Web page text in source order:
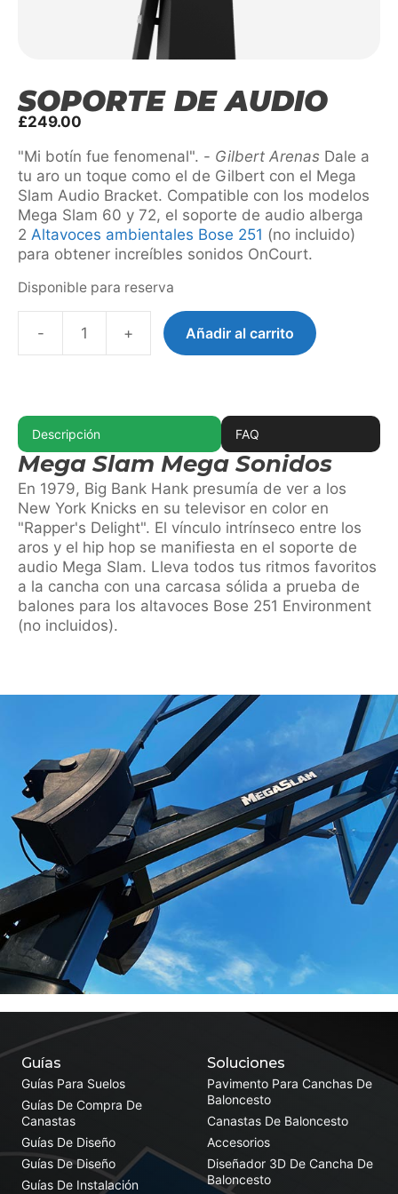
SOPORTE DE AUDIO
£249.00
"Mi botín fue fenomenal". - Gilbert Arenas Dale a
tu aro un toque como el de Gilbert con el Mega
Slam Audio Bracket. Compatible con los modelos
Mega Slam 60 y 72, el soporte de audio alberga
2 Altavoces ambientales Bose 251 (no incluido)
para obtener increíbles sonidos OnCourt.
Disponible para reserva
-
Audio
Bracket
+ Añadir al carrito
Descripción FAQ
Mega Slam Mega Sonidos
En 1979, Big Bank Hank presumía de ver a los
New York Knicks en su televisor en color en
"Rapper's Delight". El vínculo intrínseco entre los
aros y el hip hop se manifiesta en el soporte de
audio Mega Slam. Lleva todos tus ritmos favoritos
a la cancha con una carcasa sólida a prueba de
balones para los altavoces Bose 251 Environment
(no incluidos).
Soluciones
Pavimento Para Canchas De
Baloncesto
Canastas De Baloncesto
Accesorios
Diseñador 3D De Cancha De
Baloncesto
Guías
Guías Para Suelos
Guías De Compra De
Canastas
Guías De Diseño
Guías De Diseño
Guías De Instalación